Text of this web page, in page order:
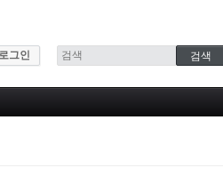
로그인